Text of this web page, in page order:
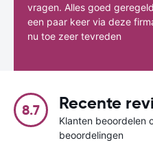
vragen. Alles goed
een paar keer via deze
nu toe zeer tevreden
8.7 Recente
Klanten beoordelen
beoordelingen